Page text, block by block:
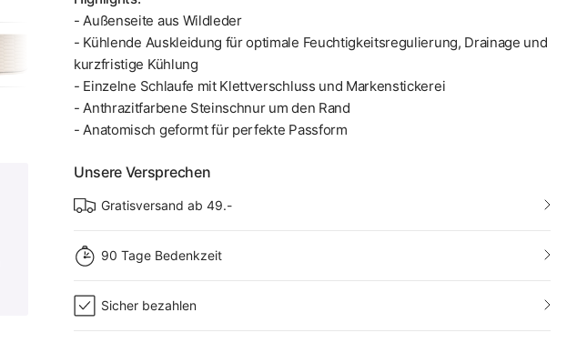
- Außenseite aus Wildleder
- Kühlende Auskleidung für optimale Feuchtigkeitsregulierung, Drainage und
kurzfristige Kühlung
- Einzelne Schlaufe mit Klettverschluss und Markenstickerei
- Anthrazitfarbene Steinschnur um den Rand
- Anatomisch geformt für perfekte Passform
Unsere Versprechen
Gratisversand ab 49.-
90 Tage Bedenkzeit
Sicher bezahlen